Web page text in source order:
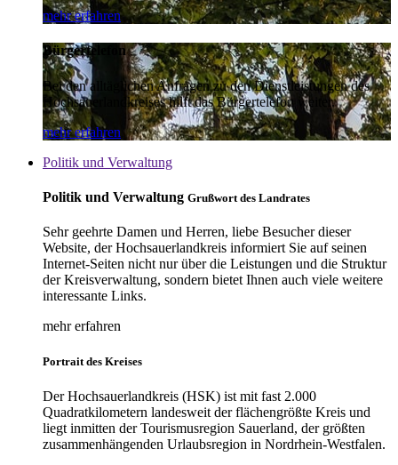
mehr erfahren
Bürgertelefon
Bei den alltäglichen Anfragen zu den Dienstleistungen des
Hochsauerlandkreises hilft das Bürgertelefon weiter.
mehr erfahren
Politik und Verwaltung
Politik und Verwaltung Grußwort des Landrates
Sehr geehrte Damen und Herren, liebe Besucher dieser
Website, der Hochsauerlandkreis informiert Sie auf seinen
Internet-Seiten nicht nur über die Leistungen und die Struktur
der Kreisverwaltung, sondern bietet Ihnen auch viele weitere
interessante Links.
mehr erfahren
Portrait des Kreises
Der Hochsauerlandkreis (HSK) ist mit fast 2.000
Quadratkilometern landesweit der flächengrößte Kreis und
liegt inmitten der Tourismusregion Sauerland, der größten
zusammenhängenden Urlaubsregion in Nordrhein-Westfalen.